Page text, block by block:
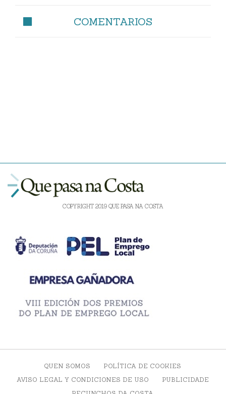
COMENTARIOS
COPYRIGHT 2019 QUE PASA NA COSTA
QUEN SOMOS
POLÍTICA DE COOKIES
AVISO LEGAL Y CONDICIONES DE USO
PUBLICIDADE